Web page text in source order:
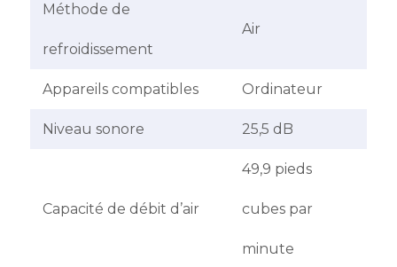
Méthode de
refroidissement
Air
Appareils compatibles Ordinateur
Niveau sonore 25,5 dB
Capacité de débit d’air
49,9 pieds
cubes par
minute